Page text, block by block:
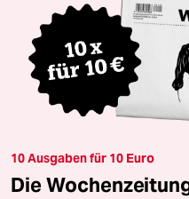
10 Ausgaben für 10 Euro
Die